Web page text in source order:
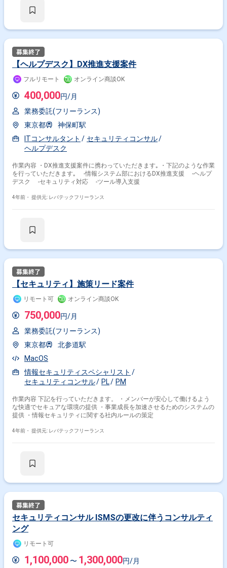
【ヘルプデスク】DX推進支援案件
フルリモート オンライン商談OK
400,000円/月
業務委託(フリーランス)
東京都
神保町駅
ITコンサルタント
セキュリティコンサル
ヘルプデスク
作業内容 ・DX推進支援案件に携わっていただきます｡ ・下記のような作業
を行っていただきます｡ -情報システム部におけるDX推進支援 -ヘルプ
デスク -セキュリティ対応 -ツール導入支援
4年前・ 提供元: レバテックフリーランス
【セキュリティ】施策リード案件
リモート可 オンライン商談OK
750,000円/月
業務委託(フリーランス)
東京都
北参道駅
MacOS
情報セキュリティスペシャリスト
セキュリティコンサル
PL PM
作業内容 下記を行っていただきます。 ・メンバーが安心して働けるよう
な快適でセキュアな環境の提供 ・事業成長を加速させるためのシステムの
提供 ・情報セキュリティに関する社内ルールの策定
4年前・ 提供元: レバテックフリーランス
セキュリティコンサル ISMSの更改に伴うコンサルティ
ング
リモート可
1,100,000 〜 1,300,000円/月